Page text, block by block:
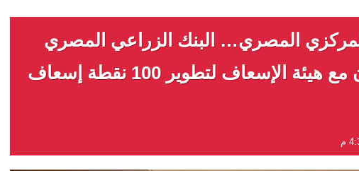
المصري… البنك الزراعي المصري
يوقع برتوكول تعاون مع هيئة الإسعاف لتطوير 100 نقطة إسعاف
م